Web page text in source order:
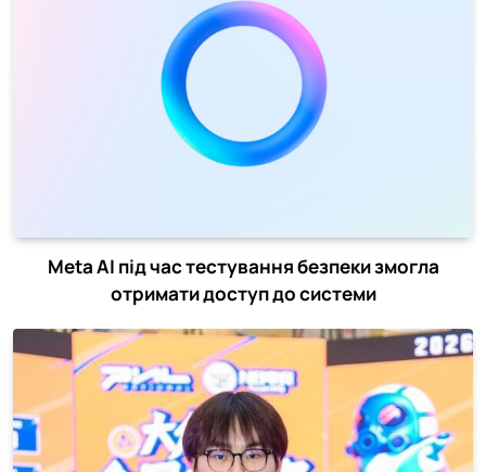
Meta AI під час тестування безпеки змогла
отримати доступ до системи